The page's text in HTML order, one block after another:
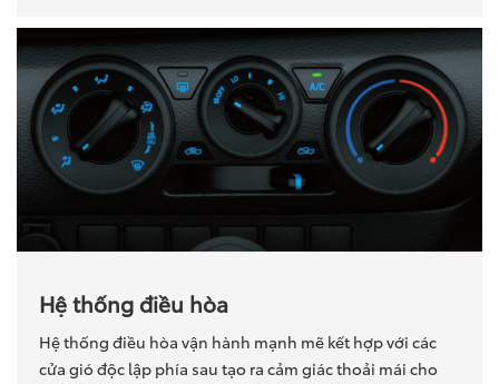
Hệ thống điều hòa
Hệ thống điều hòa vận hành mạnh mẽ kết hợp với các
cửa gió độc lập phía sau tạo ra cảm giác thoải mái cho